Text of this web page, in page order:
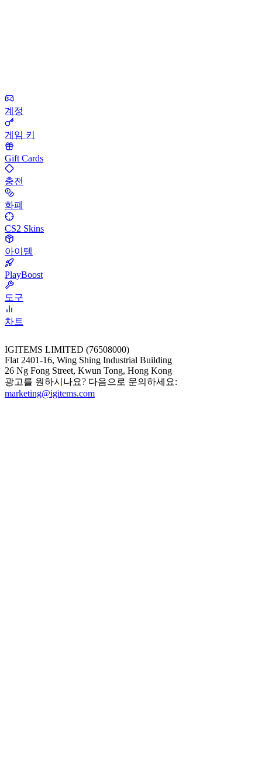
계정
게임 키
Gift Cards
충전
화폐
CS2 Skins
아이템
PlayBoost
도구
차트
IGITEMS LIMITED (76508000)
Flat 2401-16, Wing Shing Industrial Building
26 Ng Fong Street, Kwun Tong, Hong Kong
광고를 원하시나요? 다음으로 문의하세요:
marketing@igitems.com